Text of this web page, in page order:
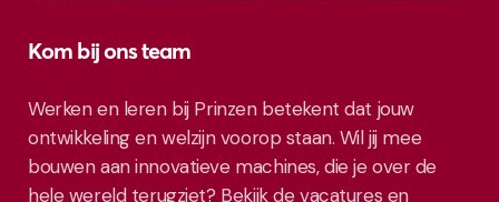
Kom bij ons team
Werken en leren bij Prinzen betekent dat jouw
ontwikkeling en welzijn voorop staan. Wil jij mee
bouwen aan innovatieve machines, die je over de
hele wereld terugziet? Bekijk de vacatures en